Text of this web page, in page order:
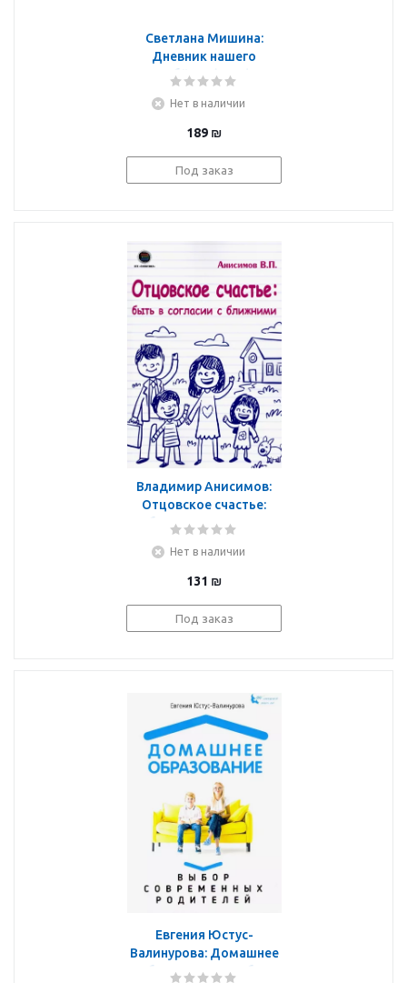
Светлана Мишина:
Дневник нашего
ребёнка (5502)
Нет в наличии
189 ₪
Под заказ
Владимир Анисимов:
Отцовское счастье:
быть в согласии с
Нет в наличии
131 ₪
Под заказ
Евгения Юстус-
Валинурова: Домашнее
образование. Выбор